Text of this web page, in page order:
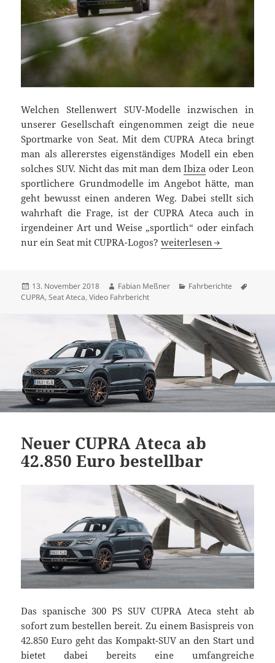
Welchen Stellenwert SUV-Modelle inzwischen in
unserer Gesellschaft eingenommen zeigt die neue
Sportmarke von Seat. Mit dem CUPRA Ateca bringt
man als allererstes eigenständiges Modell ein eben
solches SUV. Nicht das mit man demIbiza oder Leon
sportlichere Grundmodelle im Angebot hätte, man
geht bewusst einen anderen Weg. Dabei stellt sich
wahrhaft die Frage, ist der CUPRA Ateca auch in
irgendeiner Art und Weise „sportlich“ oder einfach
nur ein Seat mit CUPRA-Logos?CUPRA Ateca im ersten
weiterlesen
Veröffentlicht
am
13. November 2018 Autor
Fabian Meßner Kategorien
Fahrberichte
CUPRA,Seat Ateca,Video Fahrbericht
Neuer CUPRA Ateca ab
42.850 Euro bestellbar
Das spanische 300 PS SUV CUPRA Ateca steht ab
sofort zum bestellen bereit. Zu einem Basispreis von
42.850 Euro geht das Kompakt-SUV an den Start und
bietet dabei bereits eine umfangreiche